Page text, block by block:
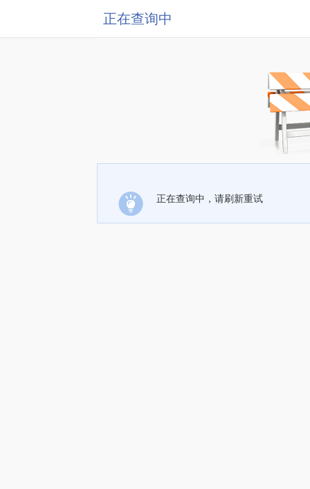
正在查询中
正在查询中，请刷新重试